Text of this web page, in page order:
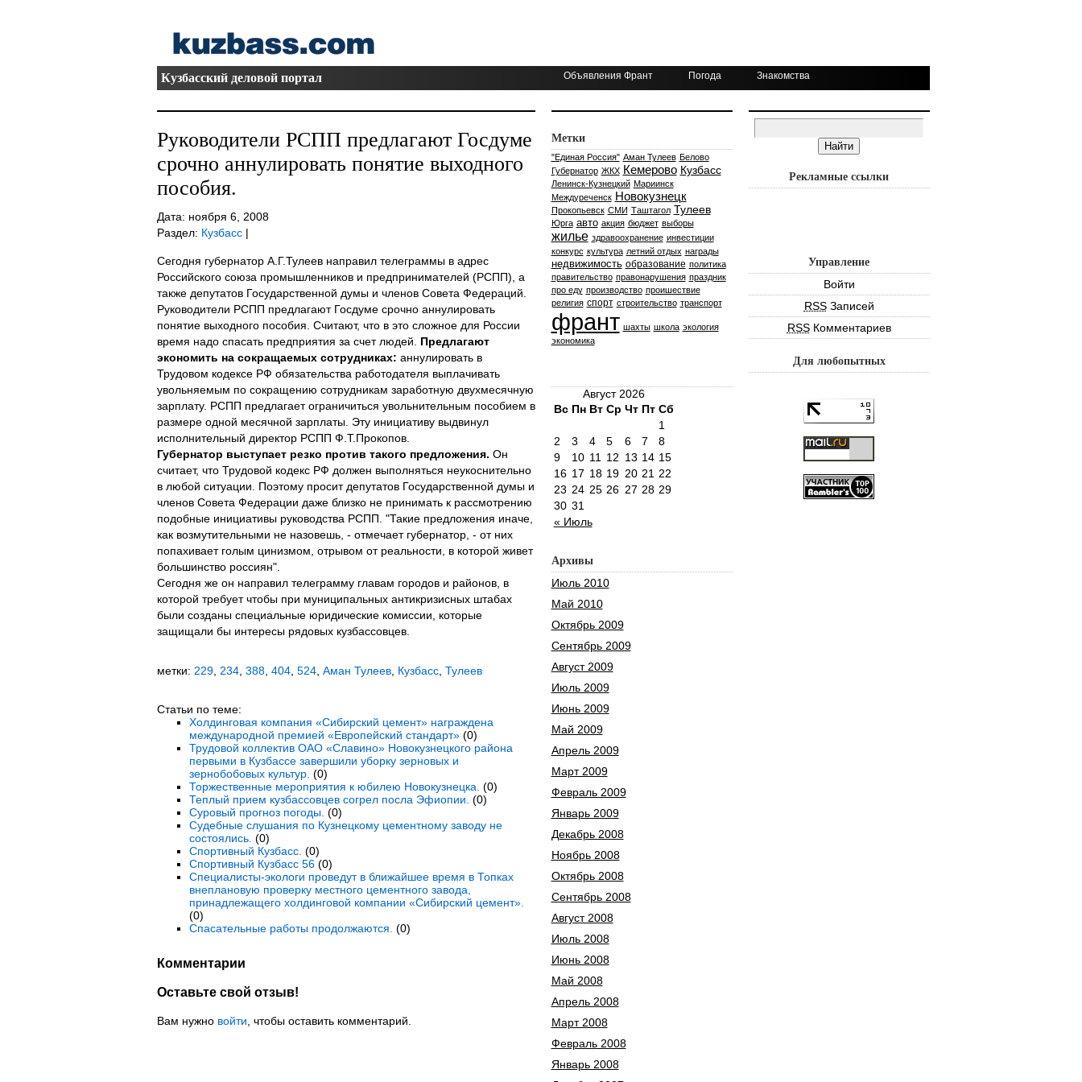
Кузбасский деловой портал Объявления Франт Погода Знакомства
Руководители РСПП предлагают Госдуме
срочно аннулировать понятие выходного
пособия.
Дата: ноября 6, 2008
Раздел: Кузбасс|
Сегодня губернатор А.Г.Тулеев направил телеграммы в адрес
Российского союза промышленников и предпринимателей (РСПП), а
также депутатов Государственной думы и членов Совета Федераций.
Руководители РСПП предлагают Госдуме срочно аннулировать
понятие выходного пособия. Считают, что в это сложное для России
время надо спасать предприятия за счет людей. Предлагают
экономить на сокращаемых сотрудниках: аннулировать в
Трудовом кодексе РФ обязательства работодателя выплачивать
увольняемым по сокращению сотрудникам заработную двухмесячную
зарплату. РСПП предлагает ограничиться увольнительным пособием в
размере одной месячной зарплаты. Эту инициативу выдвинул
исполнительный директор РСПП Ф.Т.Прокопов.
Губернатор выступает резко против такого предложения. Он
считает, что Трудовой кодекс РФ должен выполняться неукоснительно
в любой ситуации. Поэтому просит депутатов Государственной думы и
членов Совета Федерации даже близко не принимать к рассмотрению
подобные инициативы руководства РСПП. "Такие предложения иначе,
как возмутительными не назовешь, - отмечает губернатор, - от них
попахивает голым цинизмом, отрывом от реальности, в которой живет
большинство россиян".
Сегодня же он направил телеграмму главам городов и районов, в
которой требует чтобы при муниципальных антикризисных штабах
были созданы специальные юридические комиссии, которые
защищали бы интересы рядовых кузбассовцев.
метки: 229, 234, 388, 404, 524, Аман Тулеев, Кузбасс, Тулеев
Статьи по теме:
Холдинговая компания «Сибирский цемент» награждена
международной премией «Европейский стандарт»(0)
Трудовой коллектив ОАО «Славино» Новокузнецкого района
первыми в Кузбассе завершили уборку зерновых и
зернобобовых культур. (0)
Торжественные мероприятия к юбилею Новокузнецка. (0)
Теплый прием кузбассовцев согрел посла Эфиопии. (0)
Суровый прогноз погоды. (0)
Судебные слушания по Кузнецкому цементному заводу не
состоялись. (0)
Спортивный Кузбасс. (0)
Спортивный Кузбасс 56(0)
Специалисты-экологи проведут в ближайшее время в Топках
внеплановую проверку местного цементного завода,
принадлежащего холдинговой компании «Сибирский цемент».
(0)
Спасательные работы продолжаются. (0)
Комментарии
Оставьте свой отзыв!
Вам нужно войти , чтобы оставить комментарий.
Метки
"Единая Россия" Аман Тулеев Белово
Губернатор ЖКХ Кемерово Кузбасс
Ленинск-Кузнецкий Мариинск
Междуреченск Новокузнецк
Прокопьевск СМИ Таштагол Тулеев
Юрга авто акция бюджет выборы
жилье здравоохранение инвестиции
конкурс культура летний отдых награды
недвижимость образование политика
правительство правонарушения праздник
про еду производство проишествие
религия спорт строительство транспорт
франт шахты школа экология
экономика
Август 2026
Вс Пн Вт Ср Чт Пт Сб
« Июль
1
2
3 4 5 6 7
8
9
10 11 12 13 14 15
16 17 18 19 20 21 22
23 24 25 26 27 28 29
30 31
Архивы
Июль 2010
Май 2010
Октябрь 2009
Сентябрь 2009
Август 2009
Июль 2009
Июнь 2009
Май 2009
Апрель 2009
Март 2009
Февраль 2009
Январь 2009
Декабрь 2008
Ноябрь 2008
Октябрь 2008
Сентябрь 2008
Август 2008
Июль 2008
Июнь 2008
Май 2008
Апрель 2008
Март 2008
Февраль 2008
Январь 2008
Рекламные ссылки
Управление
Войти
RSSЗаписей
RSSКомментариев
Для любопытных